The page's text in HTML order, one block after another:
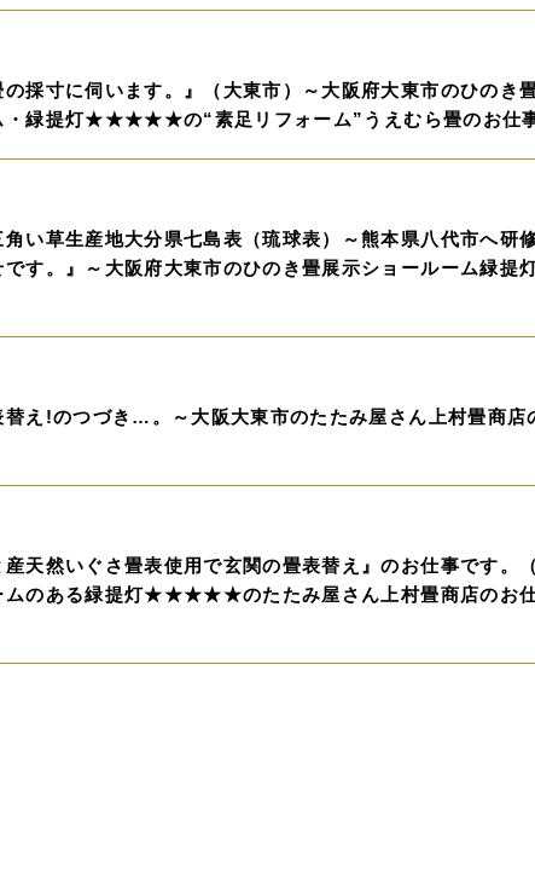
採寸に伺います。』（大東市）～大阪府大東市のひのき畳
・緑提灯★★★★★の“素足リフォーム”うえむら畳のお仕
い草生産地大分県七島表（琉球表）～熊本県八代市へ研
す。』～大阪府大東市のひのき畳展示ショールーム緑提
え!のつづき…。～大阪大東市のたたみ屋さん上村畳商店
天然いぐさ畳表使用で玄関の畳表替え』のお仕事です。
ムのある緑提灯★★★★★のたたみ屋さん上村畳商店のお